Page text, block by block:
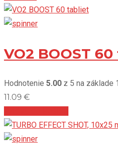
VO2 BOOST
Hodnotenie 5.00 z 5 na základe 1
11.09 €